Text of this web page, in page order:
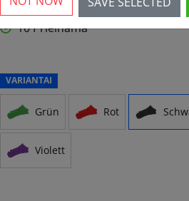
10 Prieinama
VARIANTAI
Grün Rot
Violett